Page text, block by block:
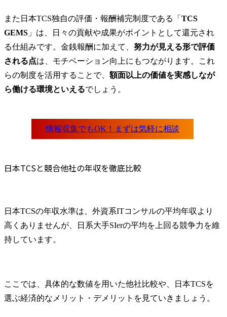
また日本TCS独自の評価・報酬補完制度である「 TCS
GEMS 」は、日々の貢献や成果がポイントとして還元され
る仕組みです。金銭報酬に加えて、努力が見える形で評価
される点は、モチベーション向上にもつながります。これ
らの制度を活用することで、 額面以上の価値を実感しなが
ら働ける環境といえるでしょう。
日本TCSと競合他社の年収を徹底比較
日本TCSの年収水準は、外資系ITコンサルの平均年収より
高くありませんが、日系大手SIerの平均を上回る競争力を維
持しています。
ここでは、具体的な数値を用いた他社比較や、日本TCSを
選ぶ経済的なメリット・デメリットを見ていきましょう。